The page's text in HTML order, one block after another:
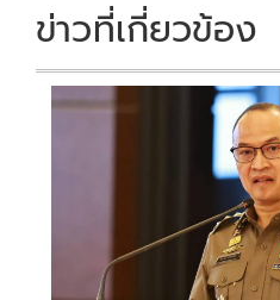
ข่าวที่เกี่ยวข้อง